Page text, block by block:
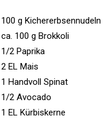
100 g Kichererbsennudeln
ca. 100 g Brokkoli
1/2 Paprika
2 EL Mais
1 Handvoll Spinat
1/2 Avocado
1 EL Kürbiskerne